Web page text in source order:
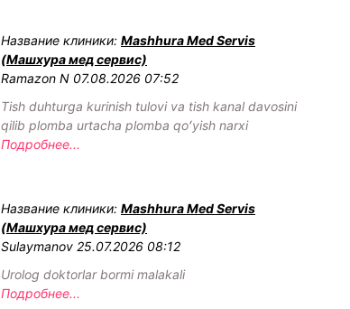
Название клиники: Mashhura Med Servis
(Машхура мед сервис)
Ramazon N 07.08.2026 07:52
Tish duhturga kurinish tulovi va tish kanal davosini
qilib plomba urtacha plomba qoʻyish narxi
Подробнее...
Название клиники: Mashhura Med Servis
(Машхура мед сервис)
Sulaymanov 25.07.2026 08:12
Urolog doktorlar bormi malakali
Подробнее...